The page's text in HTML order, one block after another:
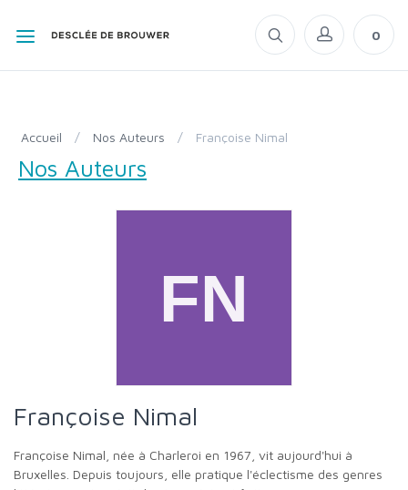
0
Accueil / Nos Auteurs / Françoise Nimal
Nos Auteurs
Françoise Nimal
Françoise Nimal, née à Charleroi en 1967, vit aujourd'hui à
Bruxelles. Depuis toujours, elle pratique l'éclectisme des genres